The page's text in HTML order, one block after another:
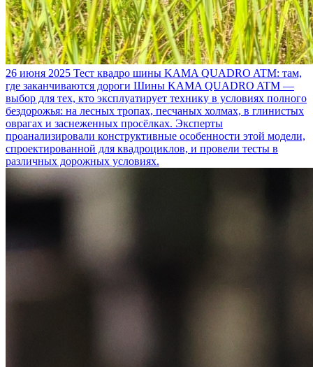
26 июня 2025 Тест квадро шины KAMA QUADRO ATM: там,
где заканчиваются дороги Шины KAMA QUADRO ATM —
выбор для тех, кто эксплуатирует технику в условиях полного
бездорожья: на лесных тропах, песчаных холмах, в глинистых
оврагах и заснеженных просёлках. Эксперты
проанализировали конструктивные особенности этой модели,
спроектированной для квадроциклов, и провели тесты в
различных дорожных условиях.